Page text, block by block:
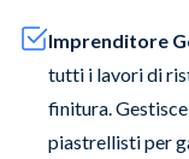
Imprenditore
tutti i lavori di
finitura.
piastrellisti per